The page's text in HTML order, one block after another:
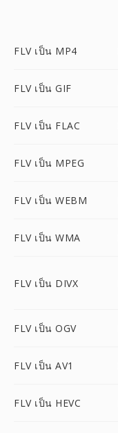
FLV เป็น MP4
FLV เป็น GIF
FLV เป็น FLAC
FLV เป็น MPEG
FLV เป็น WEBM
FLV เป็น WMA
FLV เป็น DIVX
FLV เป็น OGV
FLV เป็น AV1
FLV เป็น HEVC